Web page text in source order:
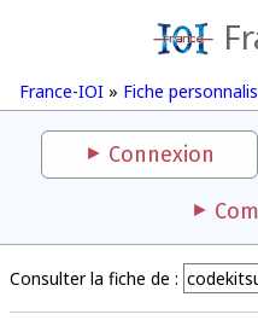
France-IOI » Fiche
Connexion
Consulter la fiche de :